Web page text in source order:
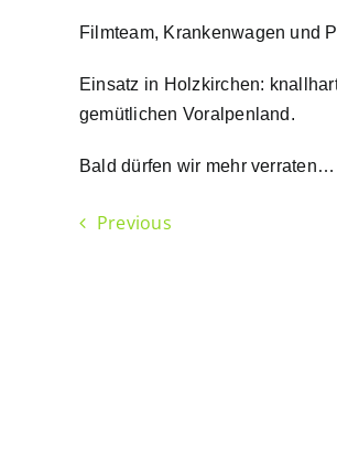
Filmteam, Krankenwagen und
Einsatz in Holzkirchen:
gemütlichen Voralpenland.
Bald dürfen wir mehr verraten…
Previous